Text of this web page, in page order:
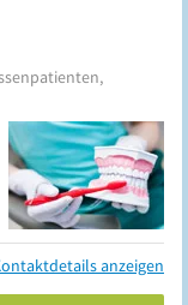
anzeigen